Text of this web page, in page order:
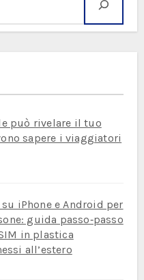
può rivelare il tuo
sapere i viaggiatori
iPhone e Android per
guida passo‑passo
in plastica
all’estero